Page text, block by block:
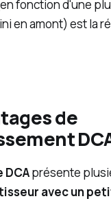
fonction d'une
en amont) est la
de
présente
avec un